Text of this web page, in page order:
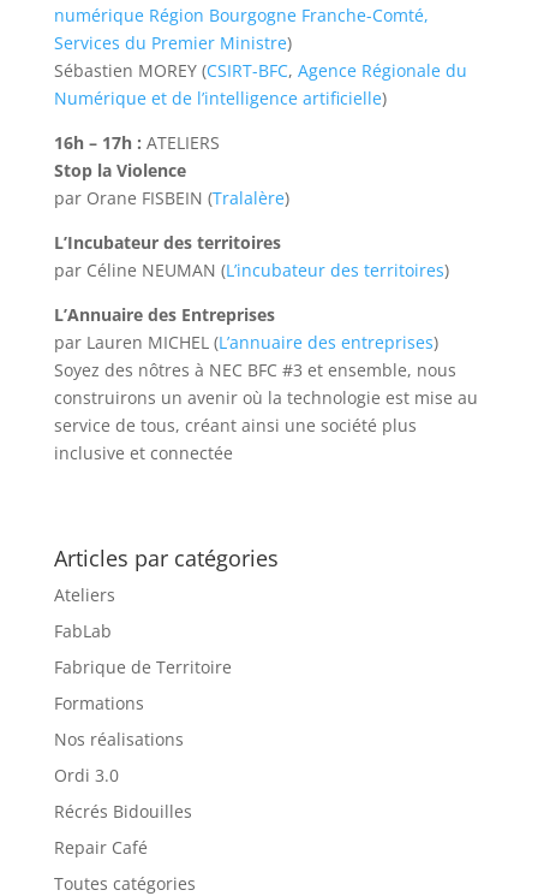
numérique Région Bourgogne Franche-Comté,
Services du Premier Ministre)
Sébastien MOREY (CSIRT-BFC, Agence Régionale du
Numérique et de l’intelligence artificielle)
16h – 17h : ATELIERS
Stop la Violence
par Orane FISBEIN (Tralalère)
L’Incubateur des territoires
par Céline NEUMAN (L’incubateur des territoires)
L’Annuaire des Entreprises
par Lauren MICHEL (L’annuaire des entreprises)
Soyez des nôtres à NEC BFC #3 et ensemble, nous
construirons un avenir où la technologie est mise au
service de tous, créant ainsi une société plus
inclusive et connectée
Articles par catégories
Ateliers
FabLab
Fabrique de Territoire
Formations
Nos réalisations
Ordi 3.0
Récrés Bidouilles
Repair Café
Toutes catégories